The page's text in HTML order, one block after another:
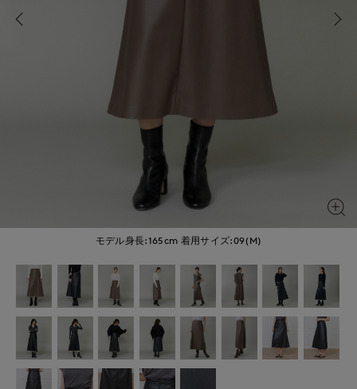
モデル身長:165cm 着用サイズ:09(M)